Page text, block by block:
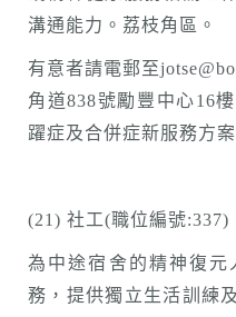
溝通能力。荔枝角區。
有意者請電郵至
角道838號勵豐中心16
躍症及合併症新服務方
(21) 社工(職位編號:337)
為中途宿舍的精神復元
務，提供獨立生活訓練